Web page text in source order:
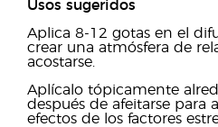
Usos sugeridos
Aplica 8-12 gotas en el
crear una atmósfera de
acostarse.
Aplícalo tópicamente
después de afeitarse para
efectos de los factores